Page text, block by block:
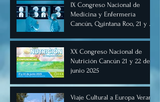
forma virtual!
IX Congreso Nacional de
Medicina y Enfermería
Cancún, Quintana Roo, 21 y 22
XX Congreso Nacional de
Nutrición Cancún 21 y 22 de
junio 2025
Viaje Cultural a Europa Verano